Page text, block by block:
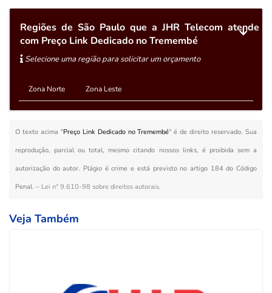
Regiões de São Paulo que a JHR Telecom atende
com Preço Link Dedicado no Tremembé
Selecione uma região para solicitar um orçamento
Zona Norte Zona Leste
O texto acima "Preço Link Dedicado no Tremembé" é de direito reservado. Sua
reprodução, parcial ou total, mesmo citando nossos links, é proibida sem a
autorização do autor. Plágio é crime e está previsto no artigo 184 do Código
Penal. – Lei n° 9.610-98 sobre direitos autorais.
Veja Também